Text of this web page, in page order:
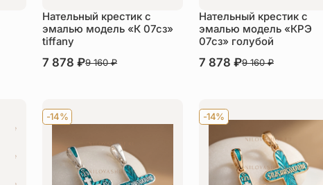
Нательный крестик с
эмалью модель «К 07сз»
tiffany
В наличии
7 878₽9 160₽
Нательный крестик с
эмалью модель «КРЭ
07сз» голубой
В наличии
7 878 ₽9 160₽
-14% -14%